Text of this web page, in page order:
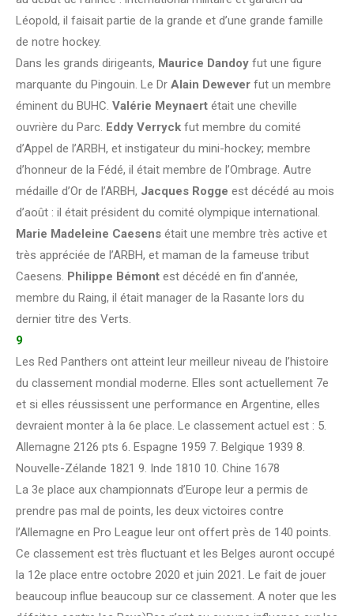
Léopold, il faisait partie de la grande et d’une grande famille
de notre hockey.
Dans les grands dirigeants, Maurice Dandoy fut une figure
marquante du Pingouin. Le Dr Alain Dewever fut un membre
éminent du BUHC. Valérie Meynaert était une cheville
ouvrière du Parc. Eddy Verryck fut membre du comité
d’Appel de l’ARBH, et instigateur du mini-hockey; membre
d’honneur de la Fédé, il était membre de l’Ombrage. Autre
médaille d’Or de l’ARBH, Jacques Rogge est décédé au mois
d’août : il était président du comité olympique international.
Marie Madeleine Caesens était une membre très active et
très appréciée de l’ARBH, et maman de la fameuse tribut
Caesens. Philippe Bémont est décédé en fin d’année,
membre du Raing, il était manager de la Rasante lors du
dernier titre des Verts.
9
Les Red Panthers ont atteint leur meilleur niveau de l’histoire
du classement mondial moderne. Elles sont actuellement 7e
et si elles réussissent une performance en Argentine, elles
devraient monter à la 6e place. Le classement actuel est : 5.
Allemagne 2126 pts 6. Espagne 1959 7. Belgique 1939 8.
Nouvelle-Zélande 1821 9. Inde 1810 10. Chine 1678
La 3e place aux championnats d’Europe leur a permis de
prendre pas mal de points, les deux victoires contre
l’Allemagne en Pro League leur ont offert près de 140 points.
Ce classement est très fluctuant et les Belges auront occupé
la 12e place entre octobre 2020 et juin 2021. Le fait de jouer
beaucoup influe beaucoup sur ce classement. A noter que les